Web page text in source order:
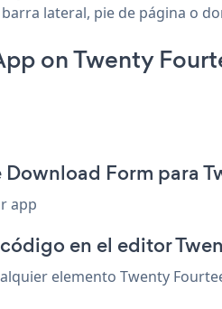
lateral, pie de página o
on Twenty
Form para
app
en el editor
elemento Twenty